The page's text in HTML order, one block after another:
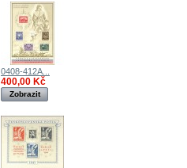
0408-412A...
400,00 Kč
Zobrazit